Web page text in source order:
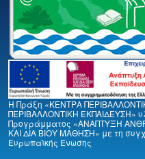
Η Πράξη «ΚΕΝΤΡΑ
ΠΕΡΙΒΑΛΛΟΝΤΙΚΗ ΕΚΠΑΙΔΕΥΣΗ»
Προγράμματος «ΑΝΑΠΤΥΞΗ
ΚΑΙ ΔΙΑ ΒΙΟΥ ΜΑΘΗΣΗ» με τη
Ευρωπαϊκής Ένωσης